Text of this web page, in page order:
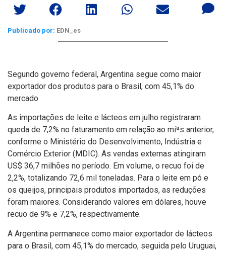
Publicado por: EDN_es
Segundo governo federal, Argentina segue como maior
exportador dos produtos para o Brasil, com 45,1% do
mercado
As importações de leite e lácteos em julho registraram
queda de 7,2% no faturamento em relação ao míªs anterior,
conforme o Ministério do Desenvolvimento, Indústria e
Comércio Exterior (MDIC). As vendas externas atingiram
US$ 36,7 milhões no perí­odo. Em volume, o recuo foi de
2,2%, totalizando 72,6 mil toneladas. Para o leite em pó e
os queijos, principais produtos importados, as reduções
foram maiores. Considerando valores em dólares, houve
recuo de 9% e 7,2%, respectivamente.
A Argentina permanece como maior exportador de lácteos
para o Brasil, com 45,1% do mercado, seguida pelo Uruguai,